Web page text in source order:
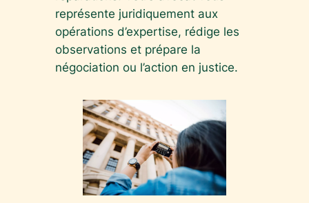
représente juridiquement aux
opérations d’expertise, rédige les
observations et prépare la
négociation ou l’action en justice.